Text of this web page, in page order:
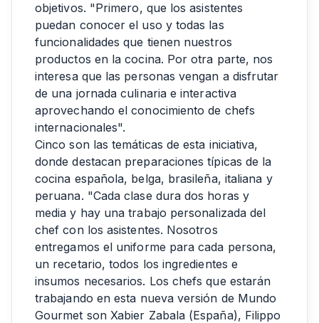
objetivos. "Primero, que los asistentes
puedan conocer el uso y todas las
funcionalidades que tienen nuestros
productos en la cocina. Por otra parte, nos
interesa que las personas vengan a disfrutar
de una jornada culinaria e interactiva
aprovechando el conocimiento de chefs
internacionales".
Cinco son las temáticas de esta iniciativa,
donde destacan preparaciones típicas de la
cocina española, belga, brasileña, italiana y
peruana. "Cada clase dura dos horas y
media y hay una trabajo personalizada del
chef con los asistentes. Nosotros
entregamos el uniforme para cada persona,
un recetario, todos los ingredientes e
insumos necesarios. Los chefs que estarán
trabajando en esta nueva versión de Mundo
Gourmet son Xabier Zabala (España), Filippo